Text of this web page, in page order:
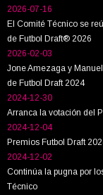
2026-07-16
El Comité Técnico se
de Futbol Draft® 2026
2026-02-03
Jone Amezaga y
de Futbol Draft 2024
2024-12-30
Arranca la votación del
2024-12-04
Premios Futbol Draft
2024-12-02
Continúa la pugna por
Técnico